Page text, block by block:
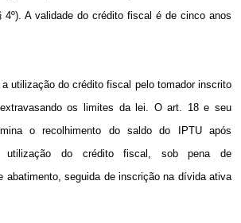
4º). A validade do crédito fiscal é de cinco anos
utilização do crédito fiscal pelo tomador inscrito
os limites da lei. O art. 18 e seu
o recolhimento do saldo do IPTU após
utilização do crédito fiscal, sob pena de
abatimento, seguida de inscrição na dívida ativa